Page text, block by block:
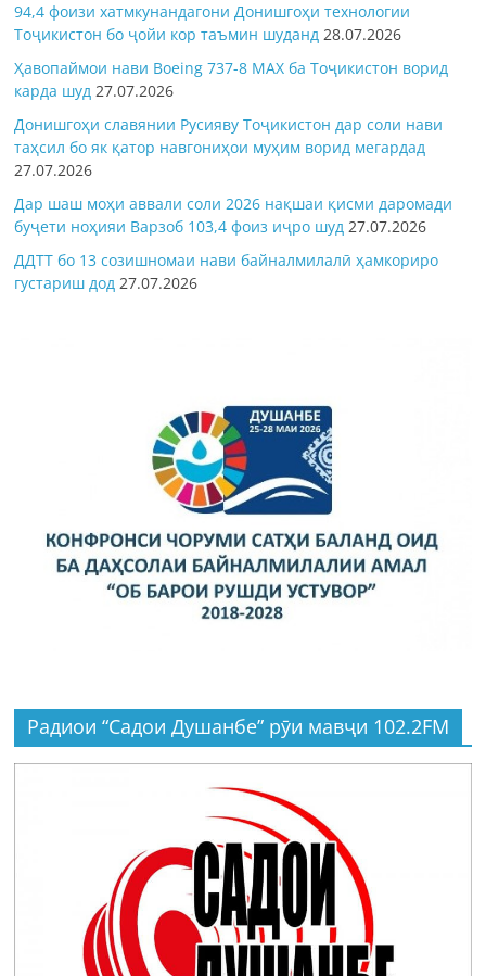
94,4 фоизи хатмкунандагони Донишгоҳи технологии
Тоҷикистон бо ҷойи кор таъмин шуданд 28.07.2026
Ҳавопаймои нави Boeing 737-8 MAX ба Тоҷикистон ворид
карда шуд 27.07.2026
Донишгоҳи славянии Русияву Тоҷикистон дар соли нави
таҳсил бо як қатор навгониҳои муҳим ворид мегардад
27.07.2026
Дар шаш моҳи аввали соли 2026 нақшаи қисми даромади
буҷети ноҳияи Варзоб 103,4 фоиз иҷро шуд 27.07.2026
ДДТТ бо 13 созишномаи нави байналмилалӣ ҳамкориро
густариш дод 27.07.2026
Радиои “Садои Душанбе” рӯи мавҷи 102.2FM